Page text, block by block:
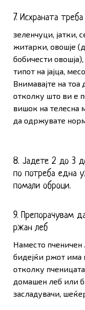
7. Исхраната
зеленчуци, јатки,
житарки, овошје
бобичести
типот на јајца,
Внимавајте на тоа
отколку што ви е
вишок на телесна
да одржувате
8. Јадете 2 до 3
по потреба една
помали оброци.
9. Препорачувам
ржан леб
Наместо пченичен
бидејќи ржот има
отколку
домашен леб или
засладувачи,